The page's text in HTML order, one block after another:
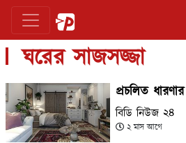
ঘরের সাজসজ্জা
প্রচলিত
বিডি নিউজ ২৪
২ মাস আগে